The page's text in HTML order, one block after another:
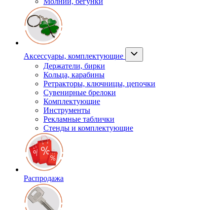
Аксессуары, комплектующие
Держатели, бирки
Кольца, карабины
Ретракторы, ключницы, цепочки
Сувенирные брелоки
Комплектующие
Инструменты
Рекламные таблички
Стенды и комплектующие
Распродажа